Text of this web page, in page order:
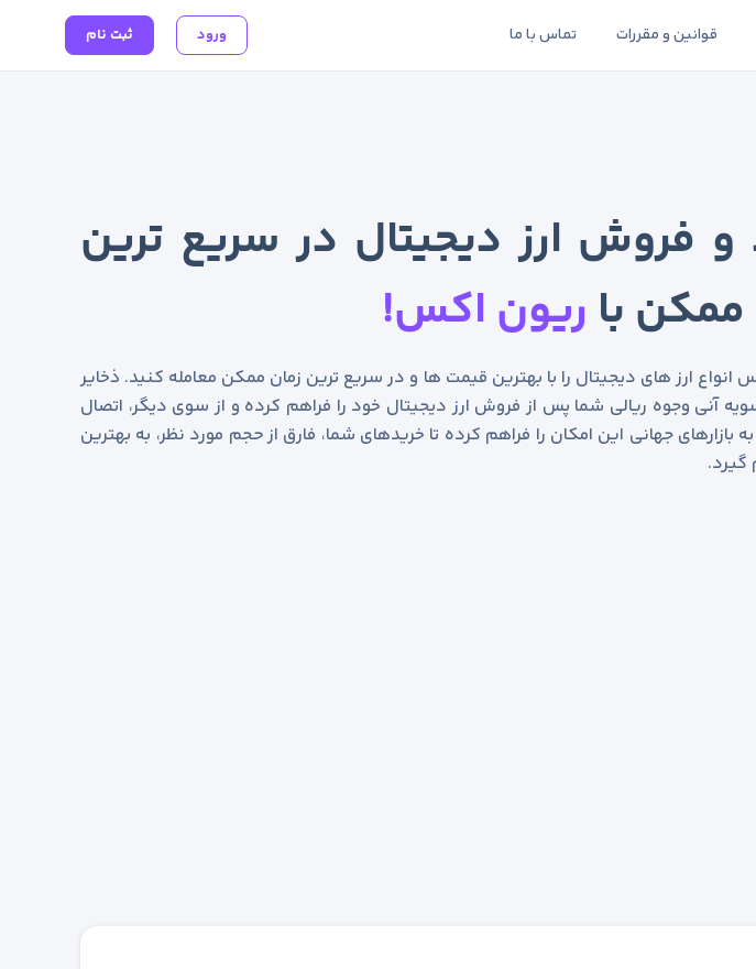
قوانین و مقررات تماس با ما ورود ثبت نام
و فروش ارز دیجیتال در سریع ترین
ممکن با ریون اکس!
انواع ارز های دیجیتال را با بهترین قیمت ها و در سریع ترین زمان ممکن معامله کنید. ذخایر
آنی وجوه ریالی شما پس از فروش ارز دیجیتال خود را فراهم کرده و از سوی دیگر، اتصال
بازارهای جهانی این امکان را فراهم کرده تا خریدهای شما، فارق از حجم مورد نظر، به بهترین